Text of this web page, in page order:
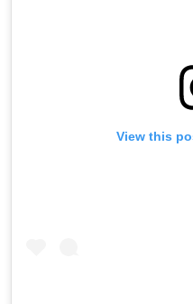
View this